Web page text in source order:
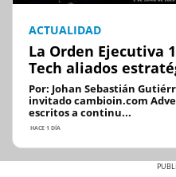
ACTUALIDAD
La Orden Ejecutiva
Tech aliados
Por: Johan Sebastián
invitado cambioin.com
escritos a continu...
HACE 1 DÍA